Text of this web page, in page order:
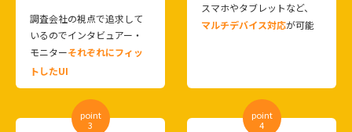
調査会社の視点で追求して
いるのでインタビュアー・
モニターそれぞれにフィッ
トしたUI
スマホやタブレットなど、
マルチデバイス対応が可能
point
3
point
4